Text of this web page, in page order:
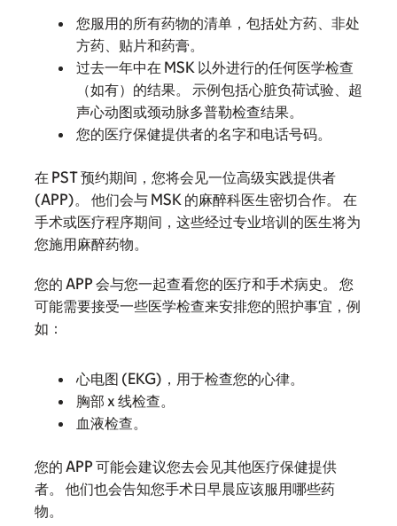
您服用的所有药物的清单，包括处方药、非处
方药、贴片和药膏。
过去一年中在 MSK 以外进行的任何医学检查
（如有）的结果。 示例包括心脏负荷试验、超
声心动图或颈动脉多普勒检查结果。
您的医疗保健提供者的名字和电话号码。
在 PST 预约期间，您将会见一位高级实践提供者
(APP)。 他们会与 MSK 的麻醉科医生密切合作。 在
手术或医疗程序期间，这些经过专业培训的医生将为
您施用麻醉药物。
您的 APP 会与您一起查看您的医疗和手术病史。 您
可能需要接受一些医学检查来安排您的照护事宜，例
如：
心电图 (EKG)，用于检查您的心律。
胸部 x 线检查。
血液检查。
您的 APP 可能会建议您去会见其他医疗保健提供
者。 他们也会告知您手术日早晨应该服用哪些药
物。